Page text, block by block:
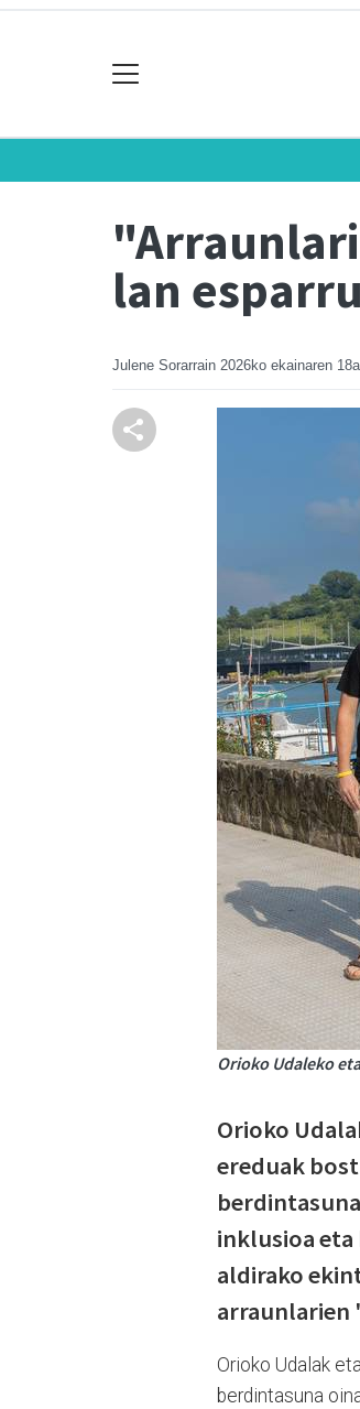
lan
Julene Sorarrain 2026ko ekainaren 18a
Orioko Udaleko
Orioko
ereduak
inklusioa
aldirako
arraunlarien
Orioko Udalak
berdintasuna